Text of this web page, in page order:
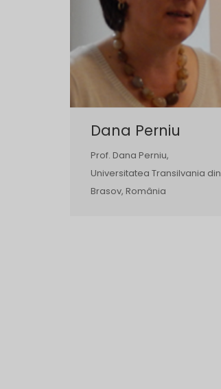
Dana Perniu
Prof. Dana Perniu,
Universitatea Transilvania din
Brasov, România